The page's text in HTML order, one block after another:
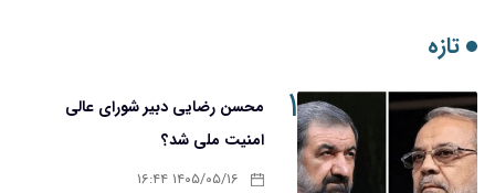
تازه
۱
محسن رضایی دبیر شورای عالی
امنیت ملی شد؟
۱۴۰۵/۰۵/۱۶ ۱۶:۴۴